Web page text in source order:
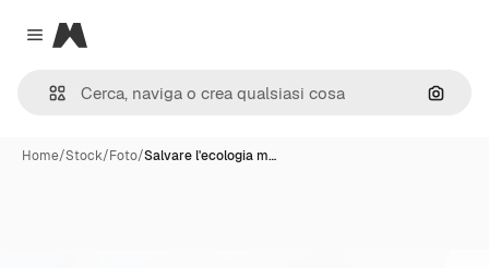
Close menu
Magnific
Cerca
Home/Stock/Foto/Salvare l'ecologia m…